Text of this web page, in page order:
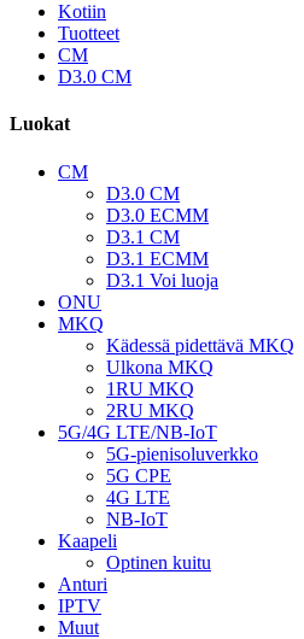
Kotiin
Tuotteet
CM
D3.0 CM
Luokat
CM
D3.0 CM
D3.0 ECMM
D3.1 CM
D3.1 ECMM
D3.1 Voi luoja
ONU
MKQ
Kädessä pidettävä MKQ
Ulkona MKQ
1RU MKQ
2RU MKQ
5G/4G LTE/NB-IoT
5G-pienisoluverkko
5G CPE
4G LTE
NB-IoT
Kaapeli
Optinen kuitu
Anturi
IPTV
Muut